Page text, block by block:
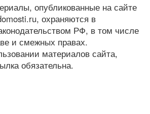
опубликованные на сайте
охраняются в
РФ, в том числе
и смежных правах.
материалов сайта,
обязательна.